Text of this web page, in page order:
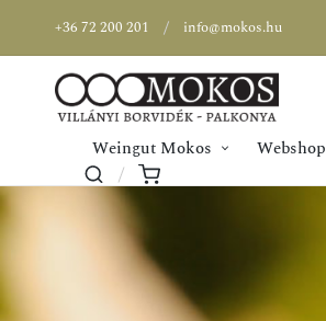
+36 72 200 201 info@mokos.hu
Weingut Mokos Webshop